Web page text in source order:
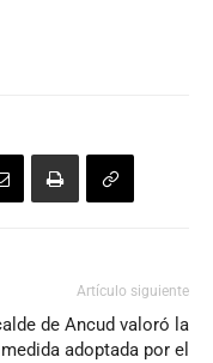
Artículo siguiente
de Ancud valoró la
medida adoptada por el